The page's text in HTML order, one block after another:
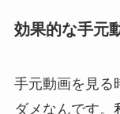
効果的な手元
手元動画を見る
ダメなんです。